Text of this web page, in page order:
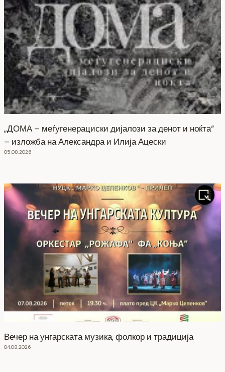
„ДОМА – меѓугенерациски дијалози за денот и ноќта“
– изложба на Александра и Илија Ацески
05.08.2026
Вечер на унгарската музика, фолкор и традиција
04.08.2026